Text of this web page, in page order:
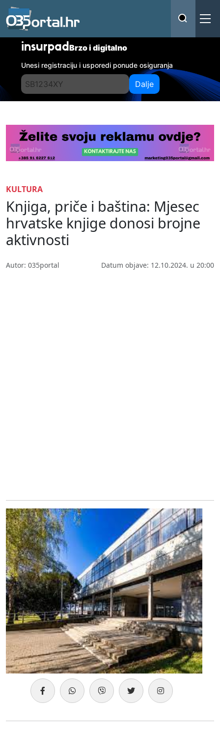
insurpadBrzo i digitalno
Unesi registraciju i usporedi ponude osiguranja
Dalje
KULTURA
Knjiga, priče i baština: Mjesec
hrvatske knjige donosi brojne
aktivnosti
Autor: 035portal Datum objave: 12.10.2024. u 20:00